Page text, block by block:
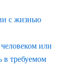
с жизнью
или
в требуемом